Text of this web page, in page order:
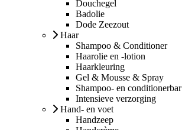
Douchegel
Badolie
Dode Zeezout
Haar
Shampoo & Conditioner
Haarolie en -lotion
Haarkleuring
Gel & Mousse & Spray
Shampoo- en conditionerbar
Intensieve verzorging
Hand- en voet
Handzeep